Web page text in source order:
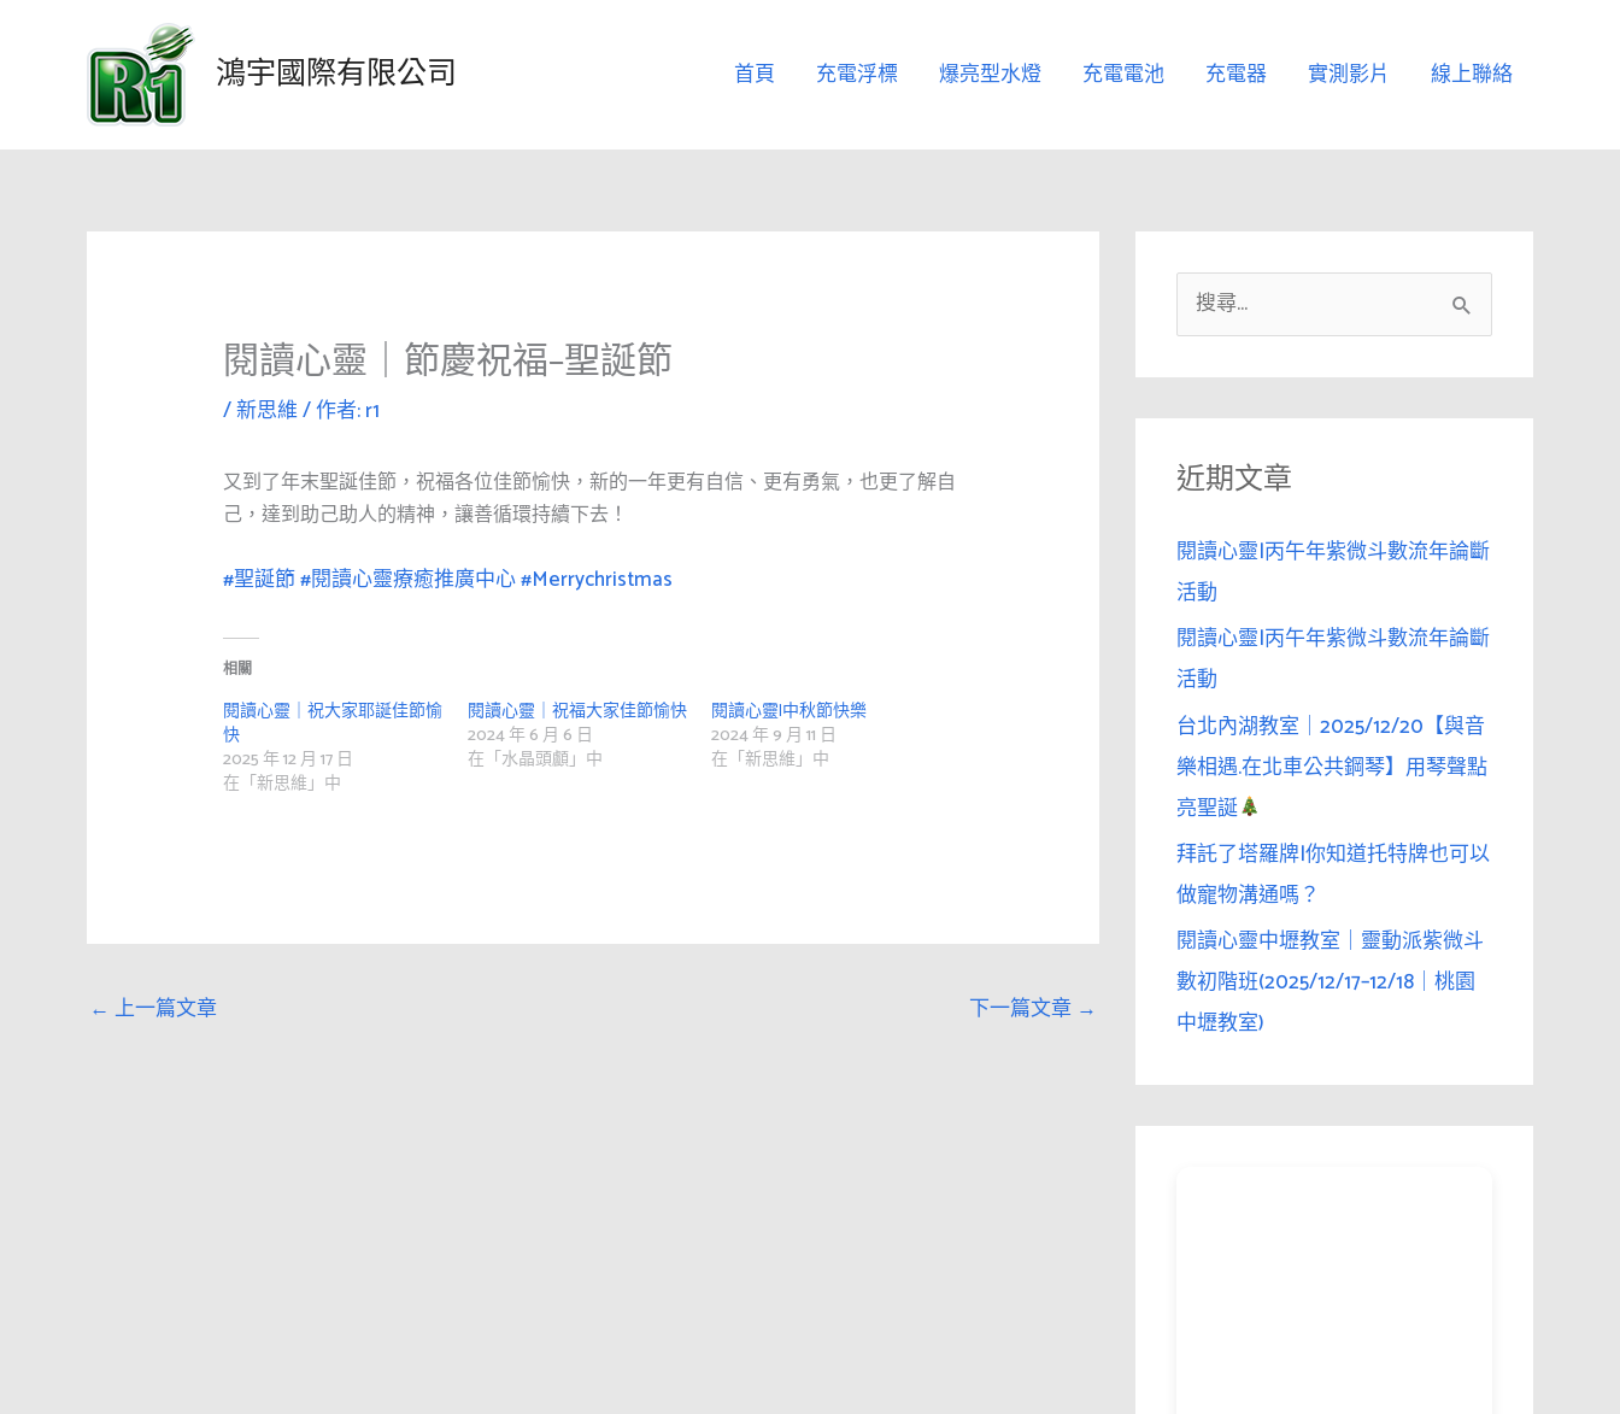
內
鴻宇國際有限公司 首頁 充電浮標 爆亮型水燈 充電電池 充電器 實測影片 線上聯絡
閱讀心靈｜節慶祝福–聖誕節
/新思維/ 作者:r1
又到了年末聖誕佳節，祝福各位佳節愉快，新的一年更有自信、更有勇氣，也更了解自
己，達到助己助人的精神，讓善循環持續下去！
#聖誕節#閱讀心靈療癒推廣中心#Merrychristmas
相關
閱讀心靈｜祝大家耶誕佳節愉
快
2025 年 12 月 17 日
在「新思維」中
閱讀心靈｜祝福大家佳節愉快
2024 年 6 月 6 日
在「水晶頭顱」中
閱讀心靈|中秋節快樂
2024 年 9 月 11 日
在「新思維」中
← 上一篇文章 下一篇文章 →
尋
關
鍵
字
近期文章
閱讀心靈|丙午年紫微斗數流年論斷
活動
閱讀心靈|丙午年紫微斗數流年論斷
活動
台北內湖教室｜2025/12/20【與音
樂相遇.在北車公共鋼琴】用琴聲點
亮聖誕
拜託了塔羅牌|你知道托特牌也可以
做寵物溝通嗎？
閱讀心靈中壢教室｜靈動派紫微斗
數初階班(2025/12/17–12/18｜桃園
中壢教室)